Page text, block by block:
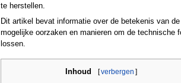
te herstellen.
Dit artikel bevat informatie over de betekenis van
mogelijke oorzaken en manieren om de technische
lossen.
Inhoud [verbergen ]
Once the download is complete, click on the
downloaded file link